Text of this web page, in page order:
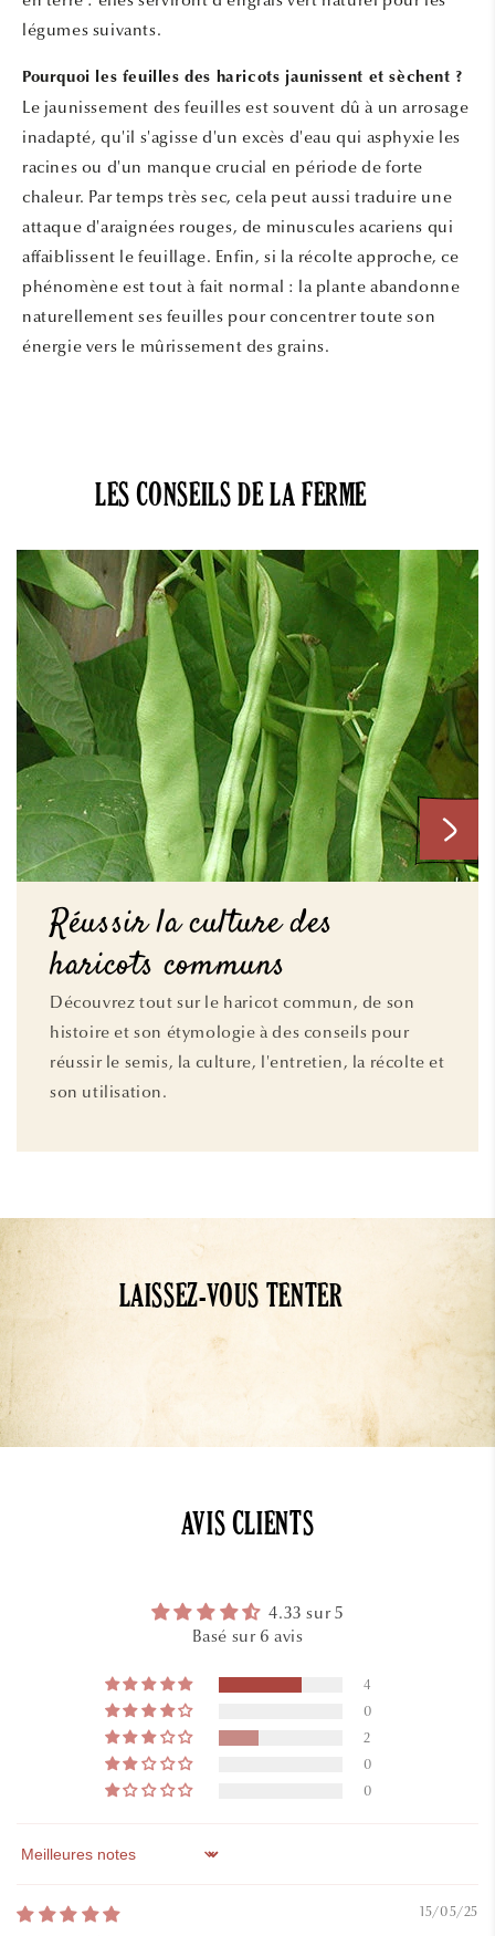
légumes suivants.
Pourquoi les feuilles des haricots jaunissent et sèchent ?
Le jaunissement des feuilles est souvent dû à un arrosage
inadapté, qu'il s'agisse d'un excès d'eau qui asphyxie les
racines ou d'un manque crucial en période de forte
chaleur. Par temps très sec, cela peut aussi traduire une
attaque d'araignées rouges, de minuscules acariens qui
affaiblissent le feuillage. Enfin, si la récolte approche, ce
phénomène est tout à fait normal : la plante abandonne
naturellement ses feuilles pour concentrer toute son
énergie vers le mûrissement des grains.
LES CONSEILS DE LA FERME
Réussir la culture des
haricots communs
Découvrez tout sur le haricot commun, de son
histoire et son étymologie à des conseils pour
réussir le semis, la culture, l'entretien, la récolte et
son utilisation.
LAISSEZ-VOUS TENTER
AVIS CLIENTS
4.33 sur 5
Basé sur 6 avis
4
0
2
0
0
Sort by
15/05/25